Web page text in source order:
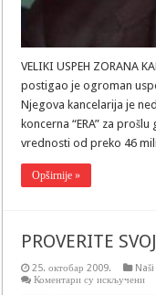
VELIKI USPEH ZORANA
postigao je ogroman
Njegova kancelarija je
koncerna “ERA” za
vrednosti od preko 46
Opširnije »
PROVERITE
25. октобар 2009.
Коментари су искљученина